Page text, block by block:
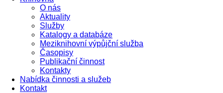
O nás
Aktuality
Služby
Katalogy a databáze
Meziknihovní výpůjční služba
Časopisy
Publikační činnost
Kontakty
Nabídka činnosti a služeb
Kontakt